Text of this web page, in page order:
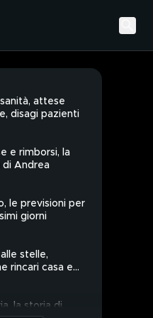
attese
disagi pazienti
e rimborsi, la
di Andrea
le previsioni per
giorni
stelle,
rincari casa e
la storia di